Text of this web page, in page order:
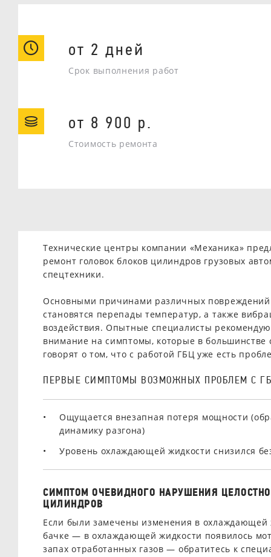
от 2 дней
Срок выполнения работ
от 8 900 р.
Стоимость ремонта
Технические центры компании «Механика»
ремонт головок блоков цилиндров грузовых
спецтехники.
Основными причинами различных повреждений
становятся перепады температур, а также
воздействия. Опытные специалисты
внимание на симптомы, которые в большинстве
говорят о том, что с работой ГБЦ уже есть
ПЕРВЫЕ СИМПТОМЫ ВОЗМОЖНЫХ ПРОБЛЕМ С
Ощущается внезапная потеря мощности
динамику разгона)
Уровень охлаждающей жидкости снизился
СИМПТОМ ОЧЕВИДНОГО НАРУШЕНИЯ
ЦИЛИНДРОВ
Если были замечены изменения в охлаждающей
бачке — в охлаждающей жидкости появилось
запах отработанных газов — обратитесь к